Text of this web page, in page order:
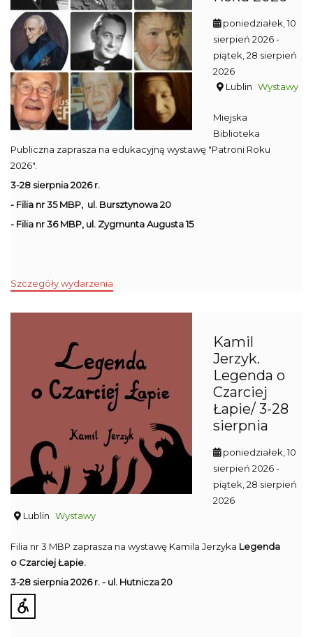
poniedziałek, 10
sierpień 2026-
piątek, 28 sierpień
2026
Lublin Wystawy
Miejska
Biblioteka
Publiczna zaprasza na edukacyjną wystawę "Patroni Roku
2026".
3-28 sierpnia 2026 r.
- Filia nr 35 MBP, ul. Bursztynowa 20
- Filia nr 36 MBP, ul. Zygmunta Augusta 15
Szczegóły wydarzenia
Kamil
Jerzyk.
Legenda o
Czarciej
Łapie/ 3-28
sierpnia
poniedziałek, 10
sierpień 2026-
piątek, 28 sierpień
2026
Lublin Wystawy
Filia nr 3 MBP zaprasza na wystawę Kamila Jerzyka Legenda
o Czarciej Łapie.
3-28 sierpnia 2026 r. - ul. Hutnicza 20